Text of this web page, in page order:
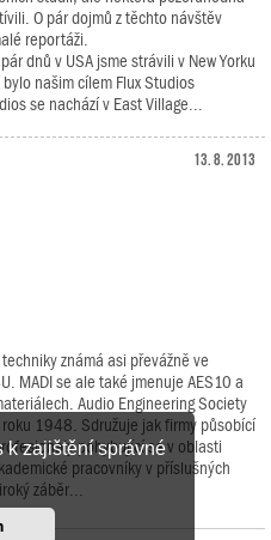
k zajištění správné
O pár dojmů z těchto návštěv
reportáži.
dnů v USA jsme strávili v New Yorku
našim cílem Flux Studios
se nachází v East Village...
13. 8. 2013
známá asi převážně ve
MADI se ale také jmenuje AES10 a
Audio Engineering Society
1948. Sdružuje jak firmy působící
pohybující se v oblasti
pracovníky v příslušných
záběr...